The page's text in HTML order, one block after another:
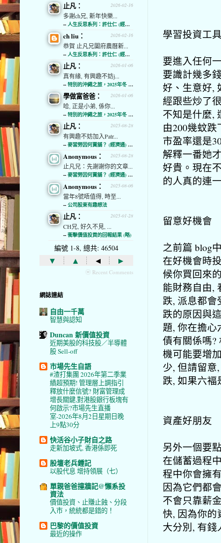
學習投資工
要進入任何
要識計幾多
好、生意好,
經跟些炒了
不知是什麼,
由200幾蚊
市盈率還是
解釋一番她
好貴。現在
的人真的連
留意好機會
之前篇 blog
在好機會時
候你買回來
能財務自由,
跌, 派息都
跌的原因與
題, 你在擔心
債有關係嗎?
機可能要增
少, 但請留意
跌, 如果六褔
資產好朋友
另外一個要
在儲蓄過程
程中你會擁
因為它們都
不會只靠薪
快, 因為你的
大分別, 有
2026-02-16
止凡：
多謝ch兄, 新年快樂...
-- 人生反思系列：許仕仁 (經濟通)
2026-02-16
ch liu：
恭賀 止凡兄闔府農曆新...
-- 人生反思系列：許仕仁 (經濟通)
2026-01-06
止凡：
真有緣, 有興趣不妨j...
-- 特別的沖繩之旅，2025年冬 (經濟通)
2026-01-06
學做富爸爸：
哈, 正是小弟, 係你...
-- 特別的沖繩之旅，2025年冬 (經濟通)
2025-08-28
止凡：
有興趣不妨加入Patr...
-- 麥當勞因何賣舖？ (經濟通) (略)
2025-08-28
Anonymous：
止凡兄：先謝謝你的文章...
-- 麥當勞因何賣舖？ (經濟通) (略)
2025-08-06
Anonymous：
當年8號唔值得, 時至...
-- 公司股東有趣想法
2025-01-28
止凡：
CH兄, 好久不見, ...
-- 衝擊價值投資的回報結果 (略)
編號 1-8, 總共: 46504
▾ ▴ ◂ ▸
ⓦ Recent Comments
網誌連結
自由一千萬
智慧與認知
Duncan 新價值投資
近期美股的科技股／半導體
股 Sell-off
市場先生自語
#渣打集團 2026年第二季業
績超預期! 管理層上調指引
釋放什麼信號? 財富管理成
增長關鍵,對港股銀行板塊有
何啟示?市場先生直播
室-2026年8月2日星期日晚
上9點30分
快活谷小子財自之路
走新加坡式, 香港係即死
股壇老兵鍾記
以股代息 增持領展（七）
單親爸爸撞牆記@懶系投
資法
價值投資、止賺止蝕、分段
入市，統統都是錯的！
巴黎的價值投資
最近的操作